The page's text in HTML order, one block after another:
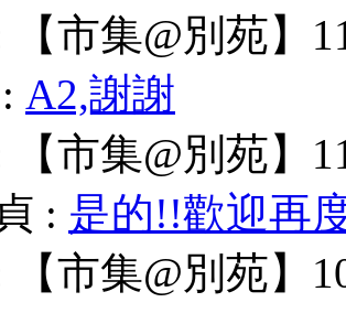
【市集@別苑】
: A2,謝謝
【市集@別苑】
: 是的!!歡迎再
【市集@別苑】